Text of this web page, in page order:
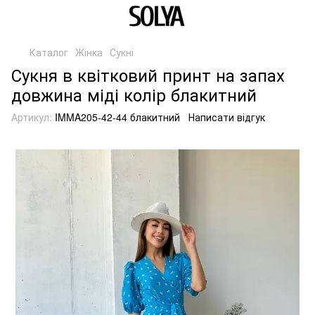
Каталог Жінка Сукні
Сукня в квітковий принт на запах
довжина міді колір блакитний
Артикул: IMMA205-42-44 блакитний Написати відгук